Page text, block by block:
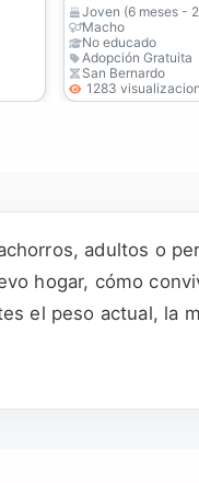
Joven (6 meses -
Macho
No educado
Adopción Gratuita
San Bernardo
1283
adultos o
hogar, cómo
el peso actual, la
deben